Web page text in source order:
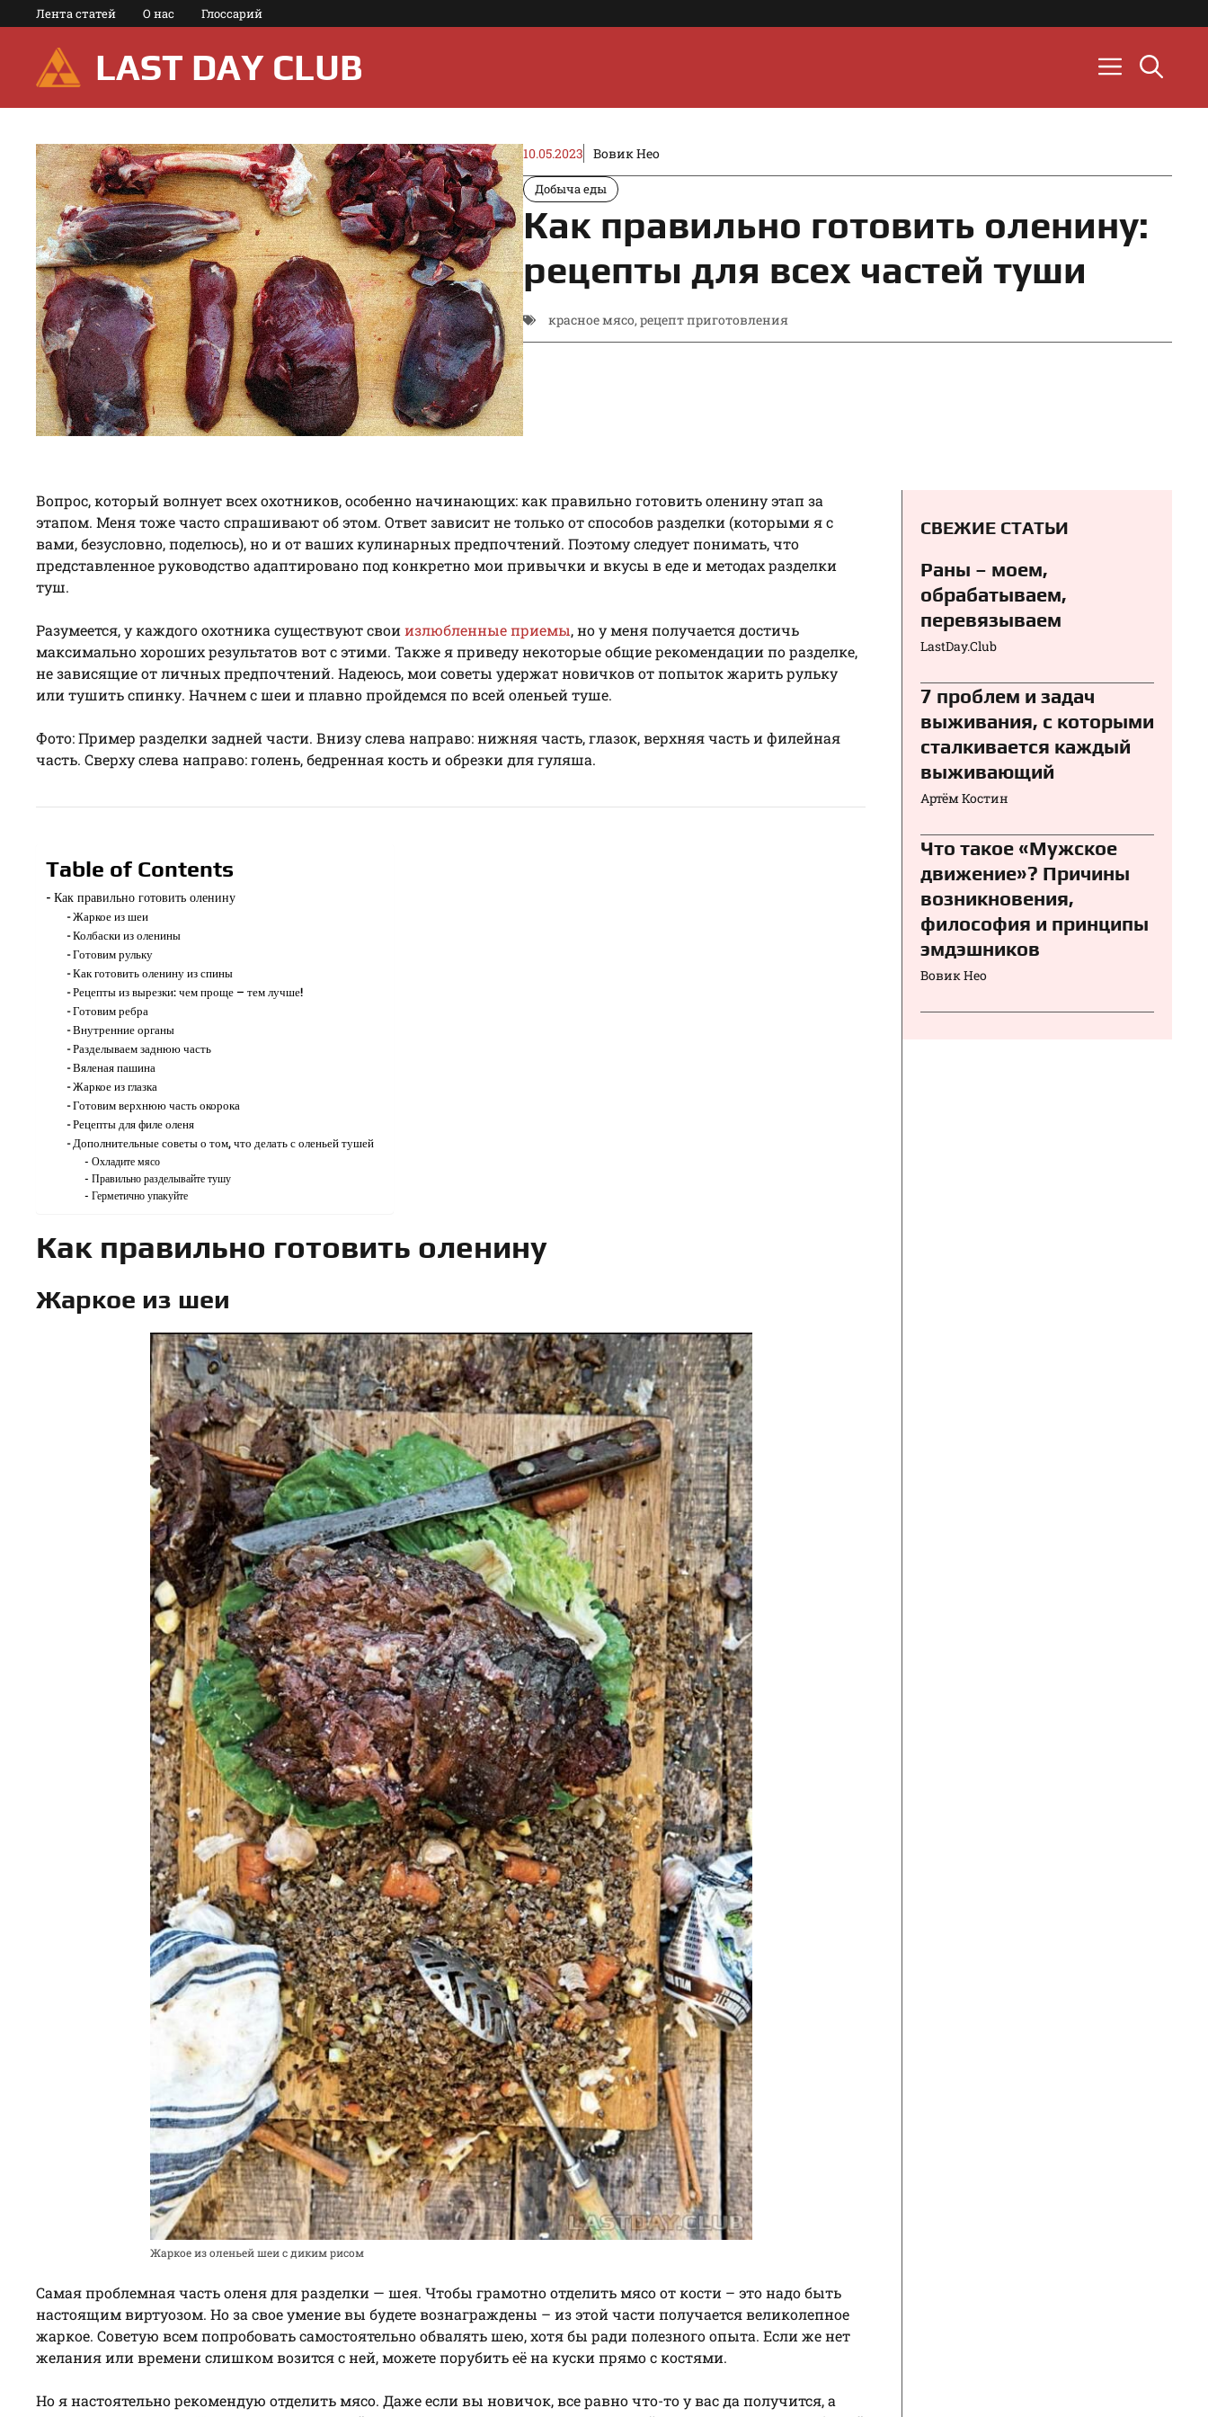
Перейти
к
содержимому
Лента статей О нас Глоссарий
LAST DAY CLUB
10.05.2023 Вовик Нео
Добыча еды
Как правильно готовить оленину:
рецепты для всех частей туши
красное мясо, рецепт приготовления
Вопрос, который волнует всех охотников, особенно начинающих: как правильно готовить оленину этап за
этапом. Меня тоже часто спрашивают об этом. Ответ зависит не только от способов разделки (которыми я с
вами, безусловно, поделюсь), но и от ваших кулинарных предпочтений. Поэтому следует понимать, что
представленное руководство адаптировано под конкретно мои привычки и вкусы в еде и методах разделки
туш.
Разумеется, у каждого охотника существуют свои излюбленные приемы, но у меня получается достичь
максимально хороших результатов вот с этими. Также я приведу некоторые общие рекомендации по разделке,
не зависящие от личных предпочтений. Надеюсь, мои советы удержат новичков от попыток жарить рульку
или тушить спинку. Начнем с шеи и плавно пройдемся по всей оленьей туше.
Фото: Пример разделки задней части. Внизу слева направо: нижняя часть, глазок, верхняя часть и филейная
часть. Сверху слева направо: голень, бедренная кость и обрезки для гуляша.
Table of Contents
Как правильно готовить оленину
Жаркое из шеи
Колбаски из оленины
Готовим рульку
Как готовить оленину из спины
Рецепты из вырезки: чем проще – тем лучше!
Готовим ребра
Внутренние органы
Разделываем заднюю часть
Вяленая пашина
Жаркое из глазка
Готовим верхнюю часть окорока
Рецепты для филе оленя
Дополнительные советы о том, что делать с оленьей тушей
Охладите мясо
Правильно разделывайте тушу
Герметично упакуйте
Как правильно готовить оленину
Жаркое из шеи
Жаркое из оленьей шеи с диким рисом
Самая проблемная часть оленя для разделки — шея. Чтобы грамотно отделить мясо от кости – это надо быть
настоящим виртуозом. Но за свое умение вы будете вознаграждены – из этой части получается великолепное
жаркое. Советую всем попробовать самостоятельно обвалять шею, хотя бы ради полезного опыта. Если же нет
желания или времени слишком возится с ней, можете порубить её на куски прямо с костями.
Но я настоятельно рекомендую отделить мясо. Даже если вы новичок, все равно что-то у вас да получится, а
СВЕЖИЕ СТАТЬИ
Раны – моем,
обрабатываем,
перевязываем⁠⁠
LastDay.Club
7 проблем и задач
выживания, с которыми
сталкивается каждый
выживающий
Артём Костин
Что такое «Мужское
движение»? Причины
возникновения,
философия и принципы
эмдэшников
Вовик Нео